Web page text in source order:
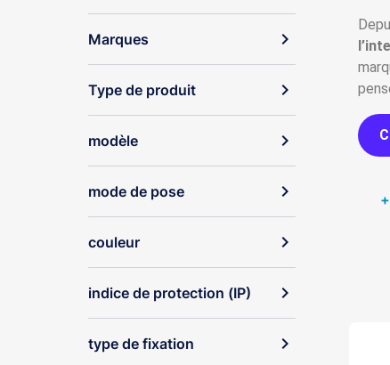
Marques expand_more
Type de produit expand_more
modèle expand_more
mode de pose expand_more
couleur expand_more
indice de protection (IP) expand_more
type de fixation expand_more
+